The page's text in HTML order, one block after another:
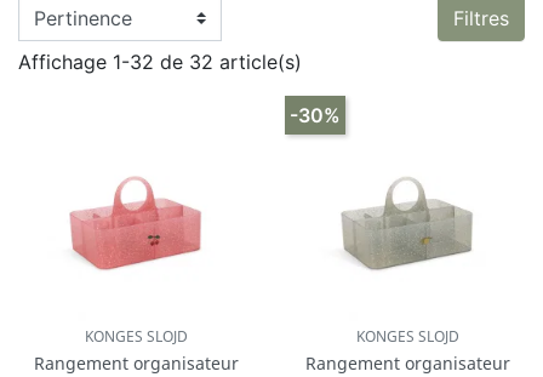
Filtres
Affichage 1-32 de 32 article(s)
KONGES SLOJD
Rangement organisateur
KONGES SLOJD
Rangement organisateur
-30%